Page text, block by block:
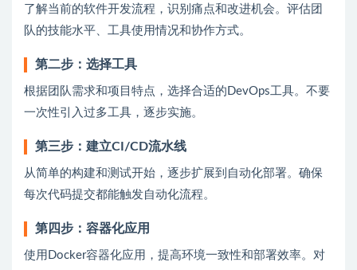
了解当前的软件开发流程，识别痛点和改进机会。评估团
队的技能水平、工具使用情况和协作方式。
第二步：选择工具
根据团队需求和项目特点，选择合适的DevOps工具。不要
一次性引入过多工具，逐步实施。
第三步：建立CI/CD流水线
从简单的构建和测试开始，逐步扩展到自动化部署。确保
每次代码提交都能触发自动化流程。
第四步：容器化应用
使用Docker容器化应用，提高环境一致性和部署效率。对